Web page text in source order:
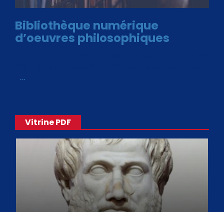
Bibliothèque numérique
d’oeuvres philosophiques
…
Vitrine PDF